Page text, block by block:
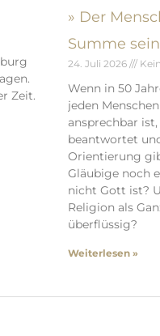
Zeit.
» Der
Summe
24. Juli 2026
Wenn in 50
jeden
ansprechbar
beantwortet
Orientierung
Gläubige noch
nicht Gott ist?
Religion als
überflüssig?
Weiterlesen »